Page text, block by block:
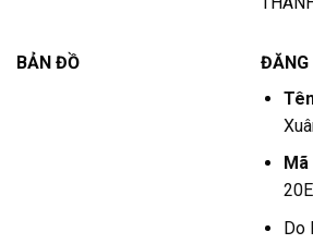
BẢN ĐỒ
ĐĂNG
Do